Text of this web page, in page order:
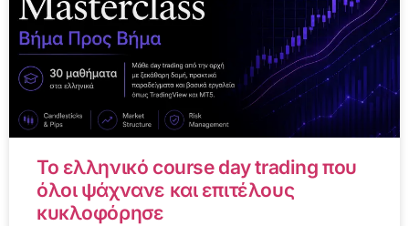
Το ελληνικό course day trading που
όλοι ψάχνανε και επιτέλους
κυκλοφόρησε